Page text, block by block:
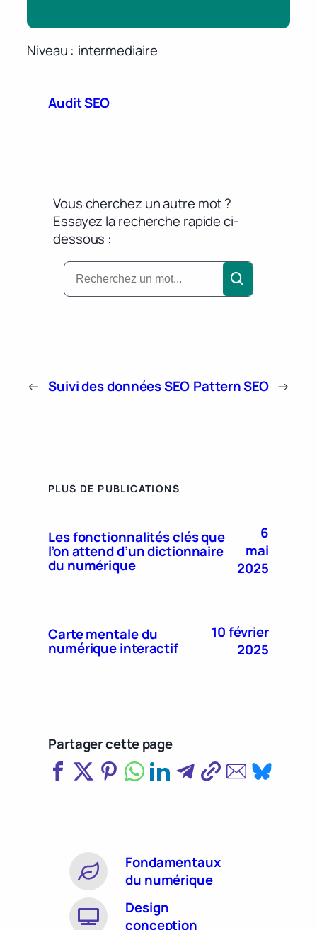
Niveau intermediaire
Audit SEO
Vous cherchez un autre mot ?
Essayez la recherche rapide ci-
dessous :
← Suivi des données SEO Pattern SEO →
PLUS DE PUBLICATIONS
Les fonctionnalités clés que
l’on attend d’un dictionnaire
du numérique
6
mai
2025
Carte mentale du
numérique interactif
10 février
2025
Partager cette page
Fondamentaux
du numérique
Design
conception